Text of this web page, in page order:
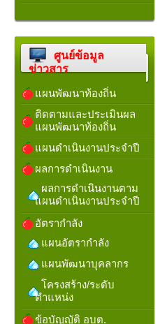
ศูนย์ข้อมูล
ข่าวสาร
แผนพัฒนาท้องถิ่น
ติดตามและประเมินผล
แผนพัฒนาท้องถิ่น
แผนดำเนินงานประจำปี
ผลการดำเนินงาน
ผลการดำเนินงานตาม
แผนดำเนินงานประจำปี
อัตรากำลัง
แผนอัตรากำลัง
แผนพัฒนาบุคลากร
โครงสร้าง/ระดับ
ตำแหน่ง
ข้อบัญญัติ อบต.